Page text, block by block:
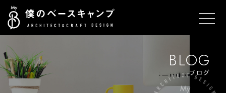
BLOG
ブログ